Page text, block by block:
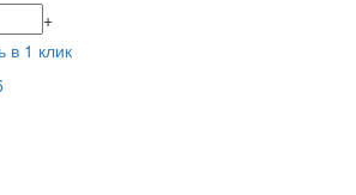
+
в 1 клик